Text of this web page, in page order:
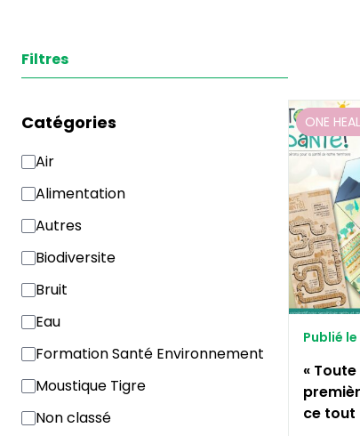
Filtres
Catégories
Air
Alimentation
Autres
Biodiversite
Bruit
Eau
Formation Santé Environnement
Moustique Tigre
Non classé
ONE
Publié
«
ce tout